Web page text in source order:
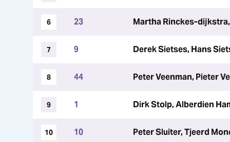
6 23 Martha Rinckes-
7 9 Derek Sietses, Hans
8 44 Peter Veenman, Pieter
9 1 Dirk Stolp, Alberdien
10 10 Peter Sluiter, Tjeerd